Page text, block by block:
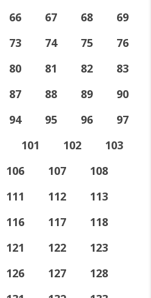
66 67 68
69
73 74 75
76
80 81 82
83
87 88 89
90
94 95 96
97
101 102
103
106 107
108
111 112
113
116 117
118
121 122
123
126 127
128